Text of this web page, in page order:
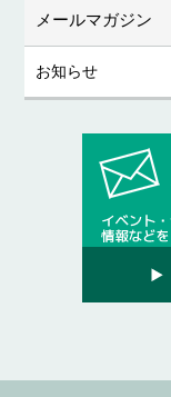
メールマガジン
お知らせ